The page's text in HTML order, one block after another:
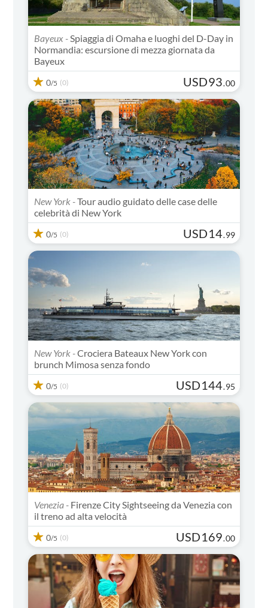
Bayeux - Spiaggia di Omaha e luoghi del D-Day in
Normandia: escursione di mezza giornata da
Bayeux
0/5 (0) USD93.00
New York -Tour audio guidato delle case delle
celebrità di New York
0/5 (0) USD14.99
New York -Crociera Bateaux New York con
brunch Mimosa senza fondo
0/5 (0) USD144.95
Venezia - Firenze City Sightseeing da Venezia con
il treno ad alta velocità
0/5 (0) USD169.00